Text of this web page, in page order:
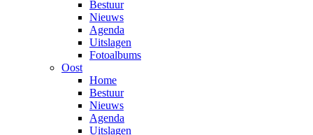
Bestuur
Nieuws
Agenda
Uitslagen
Fotoalbums
Oost
Home
Bestuur
Nieuws
Agenda
Uitslagen